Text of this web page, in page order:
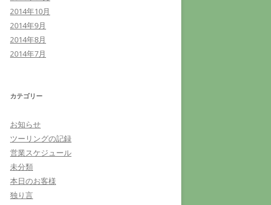
2014年10月
2014年9月
2014年8月
2014年7月
カテゴリー
お知らせ
ツーリングの記録
営業スケジュール
未分類
本日のお客様
独り言